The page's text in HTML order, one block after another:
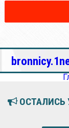
ОСТАЛИСЬ